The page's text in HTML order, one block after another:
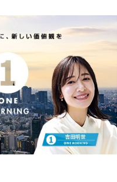
アナウンスセミナー